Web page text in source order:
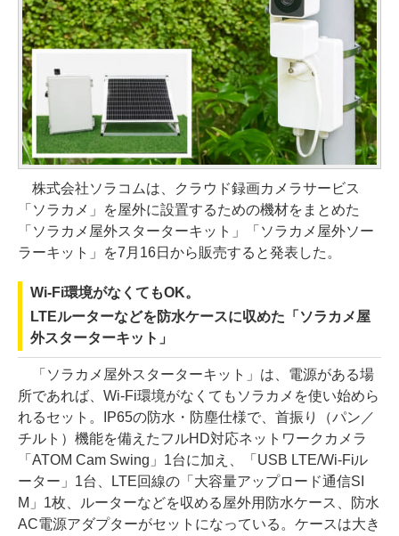
株式会社ソラコムは、クラウド録画カメラサービス
「ソラカメ」を屋外に設置するための機材をまとめた
「ソラカメ屋外スターターキット」「ソラカメ屋外ソー
ラーキット」を7月16日から販売すると発表した。
Wi-Fi環境がなくてもOK。
LTEルーターなどを防水ケースに収めた「ソラカメ屋
外スターターキット」
「ソラカメ屋外スターターキット」は、電源がある場
所であれば、Wi-Fi環境がなくてもソラカメを使い始めら
れるセット。IP65の防水・防塵仕様で、首振り（パン／
チルト）機能を備えたフルHD対応ネットワークカメラ
「ATOM Cam Swing」1台に加え、「USB LTE/Wi-Fiル
ーター」1台、LTE回線の「大容量アップロード通信SI
M」1枚、ルーターなどを収める屋外用防水ケース、防水
AC電源アダプターがセットになっている。ケースは大き